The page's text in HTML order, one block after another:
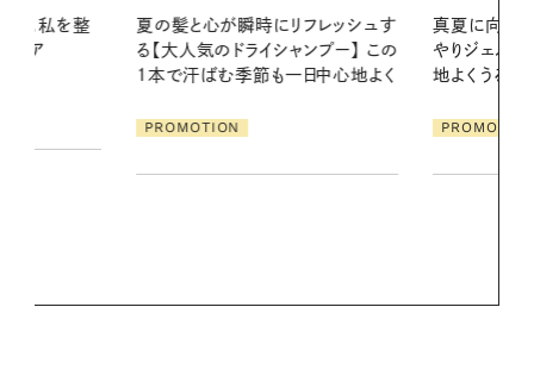
レッシュす
プー】 この
真夏に向けて、ハーブが香るひん
やりジェルと出合う。暑い季節に心
地よくうるおう、軽やかなボディケ
PROMOTION
お出かけ前
の一日。汗ば
に過ごす私